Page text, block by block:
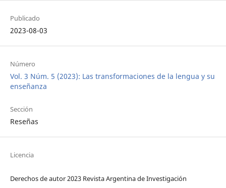
Publicado
2023-08-03
Número
Vol. 3 Núm. 5 (2023): Las transformaciones de la lengua y su
enseñanza
Sección
Reseñas
Licencia
Derechos de autor 2023 Revista Argentina de Investigación